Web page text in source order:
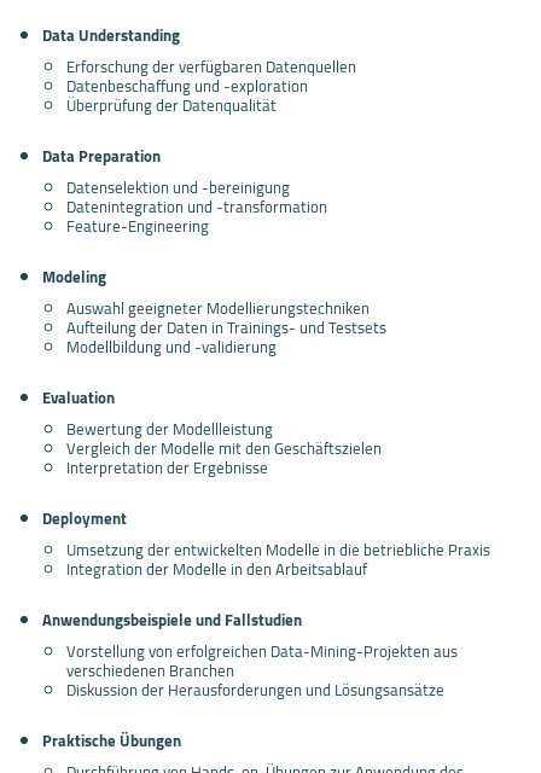
Data Understanding
Erforschung der verfügbaren Datenquellen
Datenbeschaffung und -exploration
Überprüfung der Datenqualität
Data Preparation
Datenselektion und -bereinigung
Datenintegration und -transformation
Feature-Engineering
Modeling
Auswahl geeigneter Modellierungstechniken
Aufteilung der Daten in Trainings- und Testsets
Modellbildung und -validierung
Evaluation
Bewertung der Modellleistung
Vergleich der Modelle mit den Geschäftszielen
Interpretation der Ergebnisse
Deployment
Umsetzung der entwickelten Modelle in die betriebliche Praxis
Integration der Modelle in den Arbeitsablauf
Anwendungsbeispiele und Fallstudien
Vorstellung von erfolgreichen Data-Mining-Projekten aus
verschiedenen Branchen
Diskussion der Herausforderungen und Lösungsansätze
Praktische Übungen